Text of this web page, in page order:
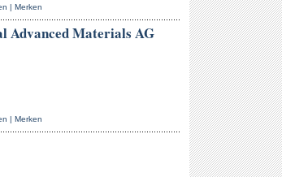
| Merken
Advanced Materials AG
| Merken